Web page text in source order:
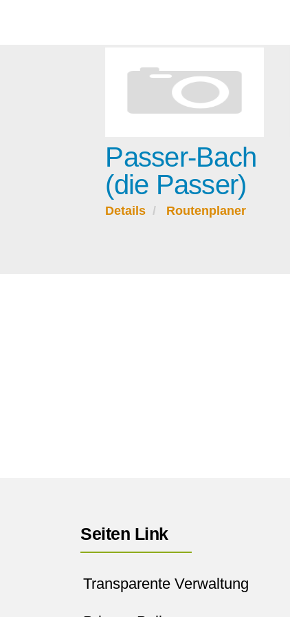
Passer-Bach
(die Passer)
Details Routenplaner
Seiten Link
Transparente Verwaltung